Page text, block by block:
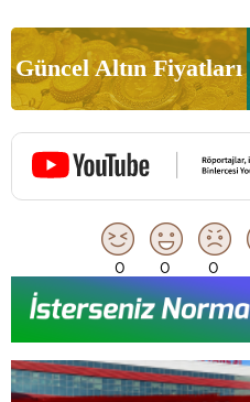
Güncel Altın Fiyatları
0 0 0